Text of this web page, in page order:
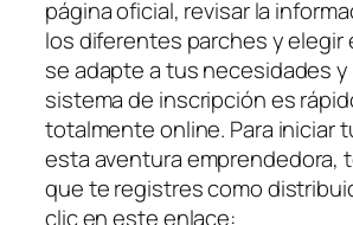
página oficial, revisar la
los diferentes parches y elegir
se adapte a tus necesidades y
sistema de inscripción es
totalmente online. Para iniciar
esta aventura emprendedora,
que te registres como
clic en este enlace: